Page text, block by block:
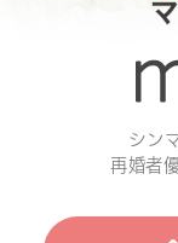
シン
再婚者